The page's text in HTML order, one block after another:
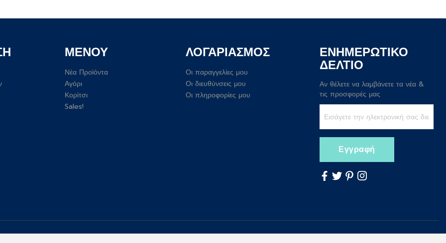
ΜΕΝΟΥ
Νέα Προϊόντα
Αγόρι
Κορίτσι
Sales!
ΛΟΓΑΡΙΑΣΜΟΣ
Οι παραγγελίες μου
Οι διευθύνσεις μου
Οι πληροφορίες μου
ΕΝΗΜΕΡΩΤΙΚΟ
ΔΕΛΤΙΟ
Αν θέλετε να λαμβάνετε τα νέα &
τις προσφορές μας
Εγγραφή